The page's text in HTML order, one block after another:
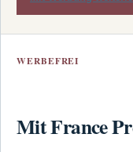
WERBEFREI
Mit France